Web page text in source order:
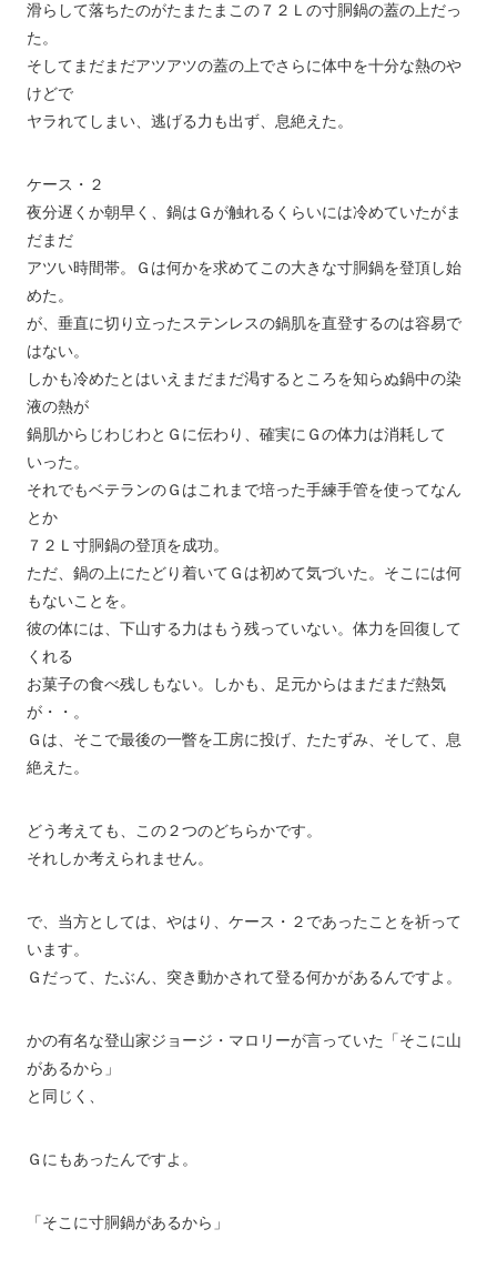
滑らして落ちたのがたまたまこの７２Ｌの寸胴鍋の蓋の上だっ
た。
そしてまだまだアツアツの蓋の上でさらに体中を十分な熱のや
けどで
ヤラれてしまい、逃げる力も出ず、息絶えた。
ケース・２
夜分遅くか朝早く、鍋はＧが触れるくらいには冷めていたがま
だまだ
アツい時間帯。Ｇは何かを求めてこの大きな寸胴鍋を登頂し始
めた。
が、垂直に切り立ったステンレスの鍋肌を直登するのは容易で
はない。
しかも冷めたとはいえまだまだ渇するところを知らぬ鍋中の染
液の熱が
鍋肌からじわじわとＧに伝わり、確実にＧの体力は消耗して
いった。
それでもベテランのＧはこれまで培った手練手管を使ってなん
とか
７２Ｌ寸胴鍋の登頂を成功。
ただ、鍋の上にたどり着いてＧは初めて気づいた。そこには何
もないことを。
彼の体には、下山する力はもう残っていない。体力を回復して
くれる
お菓子の食べ残しもない。しかも、足元からはまだまだ熱気
が・・。
Ｇは、そこで最後の一瞥を工房に投げ、たたずみ、そして、息
絶えた。
どう考えても、この２つのどちらかです。
それしか考えられません。
で、当方としては、やはり、ケース・２であったことを祈って
います。
Ｇだって、たぶん、突き動かされて登る何かがあるんですよ。
かの有名な登山家ジョージ・マロリーが言っていた「そこに山
があるから」
と同じく、
Ｇにもあったんですよ。
「そこに寸胴鍋があるから」